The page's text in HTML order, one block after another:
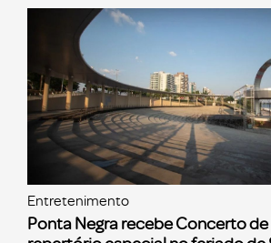
Entretenimento
Ponta Negra recebe Concerto